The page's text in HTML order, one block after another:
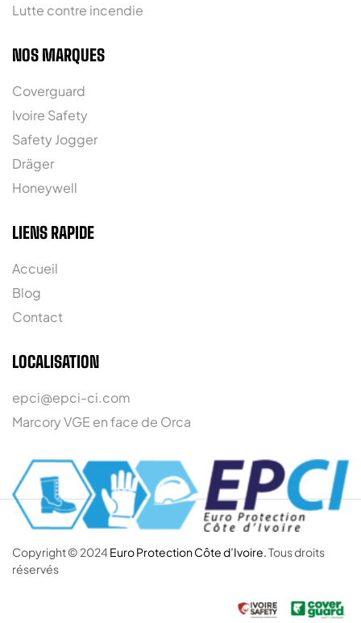
Lutte contre incendie
NOS MARQUES
Coverguard
Ivoire Safety
Safety Jogger
Dräger
Honeywell
LIENS RAPIDE
Accueil
Blog
Contact
LOCALISATION
epci@epci-ci.com
Marcory VGE en face de Orca
Copyright © 2024 Euro Protection Côte d’Ivoire.Tous droits
réservés